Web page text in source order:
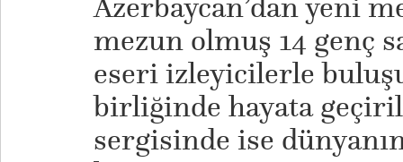
mezun olmuş 14 genç
eseri izleyicilerle
birliğinde hayata
sergisinde ise